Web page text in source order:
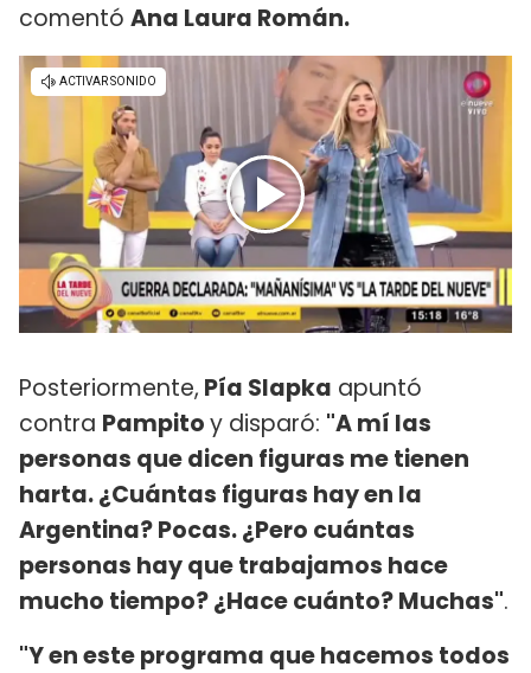
comentó Ana Laura Román.
Posteriormente, Pía Slapka apuntó
contra Pampitoy disparó: "A mí las
personas que dicen figuras me tienen
harta. ¿Cuántas figuras hay en la
Argentina? Pocas. ¿Pero cuántas
personas hay que trabajamos hace
mucho tiempo? ¿Hace cuánto? Muchas".
"Y en este programa que hacemos todos